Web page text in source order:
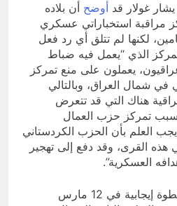
غولار قد أوضح أن بلاده
مراقبة استخباراتي عسكري
لكنها لم تتلق أي رد فعل
الذي “يعمل فيه ضباط
يعملون على منع تمركز
شمال العراق، وبالتالي
هناك التي قد تتعرض
تمركز حزب العمال
يجب العلم بأن الحزب الكردستاني
القرى، وقد دفع إلى تهجير
العسكرية”.
وفي هذا الإطار حصلت خطوة إيجابية في 12 مارس